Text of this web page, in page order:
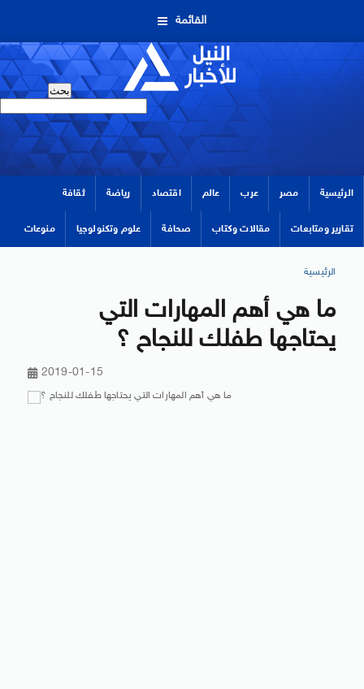
القائمة
الرئيسية مصر عرب عالم اقتصاد رياضة ثقافة
تقارير ومتابعات مقالات وكتاب صحافة علوم وتكنولوجيا منوعات
الرئيسية
ما هي أهم المهارات التي
يحتاجها طفلك للنجاح ؟
2019-01-15